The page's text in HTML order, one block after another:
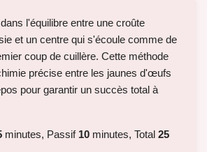
l'équilibre entre une croûte
et un centre qui s'écoule comme de
coup de cuillère. Cette méthode
précise entre les jaunes d'œufs
pour garantir un succès total à
minutes, Passif 10 minutes, Total 25